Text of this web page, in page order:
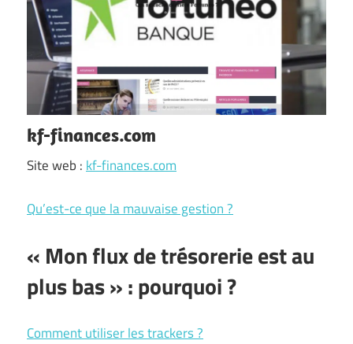
kf-finances.com
Site web : kf-finances.com
Qu’est-ce que la mauvaise gestion ?
« Mon flux de trésorerie est au
plus bas » : pourquoi ?
Comment utiliser les trackers ?